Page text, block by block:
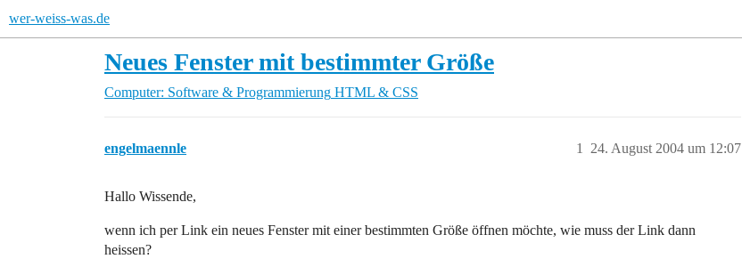
wer-weiss-was.de
Neues Fenster mit bestimmter Größe
Computer: Software & Programmierung HTML & CSS
engelmaennle 24. August 2004 um 12:07
1
Hallo Wissende,
wenn ich per Link ein neues Fenster mit einer bestimmten Größe öffnen möchte, wie muss der Link dann
heissen?